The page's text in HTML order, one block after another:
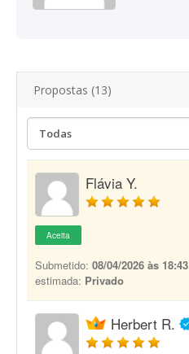
Propostas (13)
Flávia Y.
Aceita
Submetido: 08/04/2026 às 18:43
estimada: Privado
Herbert R.